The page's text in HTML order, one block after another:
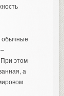
обычные
При этом
а